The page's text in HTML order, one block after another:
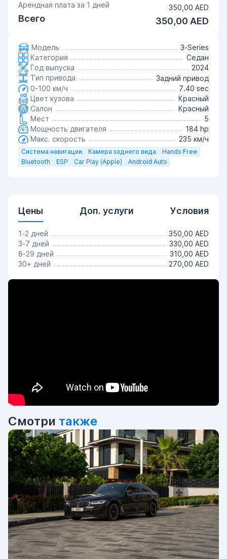
Арендная плата за 1 дней 350,00 AED
Всего 350,00 AED
Модель
3-Series
Категория
Седан
Год выпуска
2024
Тип привода
Задний привод
0-100 км/ч
7.40 sec
Цвет кузова
Красный
Салон
Красный
Мест
5
Мощность двигателя
184 hp
Макс. скорость
235 км/ч
Система навигации Камера заднего вида
Hands Free
Bluetooth
ESP Car Play (Apple) Android Auto
Цены Доп. услуги Условия
1-2 дней
350,00 AED
3-7 дней
330,00 AED
8-29 дней
310,00 AED
30+ дней
270,00 AED
Смотри также